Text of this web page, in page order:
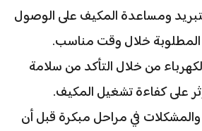
ومساعدة المكيف على الوصول
المطلوبة خلال وقت مناسب.
من خلال التأكد من سلامة
على كفاءة تشغيل المكيف.
في مراحل مبكرة قبل أن